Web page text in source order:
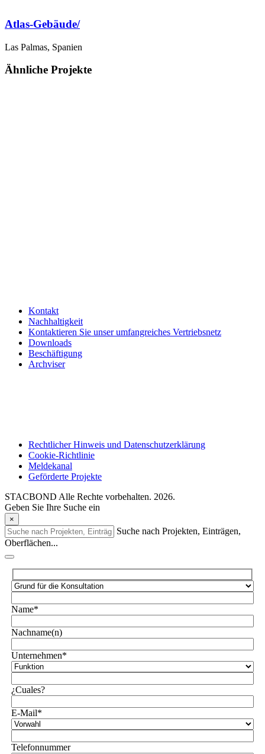
Atlas-Gebäude/
Las Palmas, Spanien
Ähnliche Projekte
Kontakt
Nachhaltigkeit
Kontaktieren Sie unser umfangreiches Vertriebsnetz
Downloads
Beschäftigung
Archviser
Rechtlicher Hinweis und Datenschutzerklärung
Cookie-Richtlinie
Meldekanal
Geförderte Projekte
STACBOND Alle Rechte vorbehalten. 2026.
Geben Sie Ihre Suche ein
×
Suche nach Projekten, Einträgen,
Oberflächen...
Name*
Nachname(n)
Unternehmen*
¿Cuales?
E-Mail*
Telefonnummer